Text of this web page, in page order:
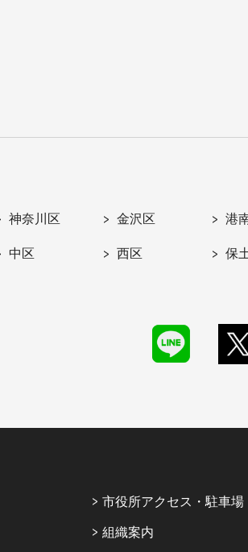
神奈川区 金沢区 港
中区 西区 保
市役所アクセス・駐車場
組織案内